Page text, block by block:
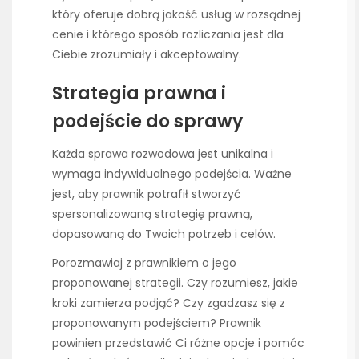
który oferuje dobrą jakość usług w rozsądnej
cenie i którego sposób rozliczania jest dla
Ciebie zrozumiały i akceptowalny.
Strategia prawna i
podejście do sprawy
Każda sprawa rozwodowa jest unikalna i
wymaga indywidualnego podejścia. Ważne
jest, aby prawnik potrafił stworzyć
spersonalizowaną strategię prawną,
dopasowaną do Twoich potrzeb i celów.
Porozmawiaj z prawnikiem o jego
proponowanej strategii. Czy rozumiesz, jakie
kroki zamierza podjąć? Czy zgadzasz się z
proponowanym podejściem? Prawnik
powinien przedstawić Ci różne opcje i pomóc